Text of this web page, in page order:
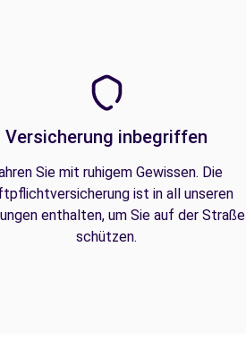
Versicherung inbegriffen
Sie mit ruhigem Gewissen. Die
ist in all unseren
enthalten, um Sie auf der
schützen.